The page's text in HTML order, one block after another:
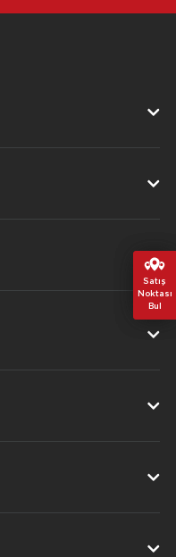
Satış
Noktası
Bul
Satış
Noktası
Bul